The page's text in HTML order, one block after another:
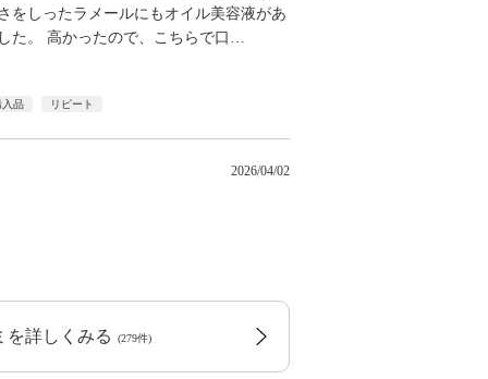
をしったラメールにもオイル美容液があ
た。 高かったので、こちらで口
入品 リピート
2026/04/02
を詳しくみる (279件)